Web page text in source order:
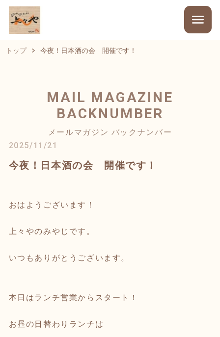
トップ 今夜！日本酒の会 開催です！
MAIL MAGAZINE
BACKNUMBER
メールマガジン バックナンバー
2025/11/21
今夜！日本酒の会 開催です！
おはようございます！
上々やのみやじです。
いつもありがとうございます。
本日はランチ営業からスタート！
お昼の日替わりランチは